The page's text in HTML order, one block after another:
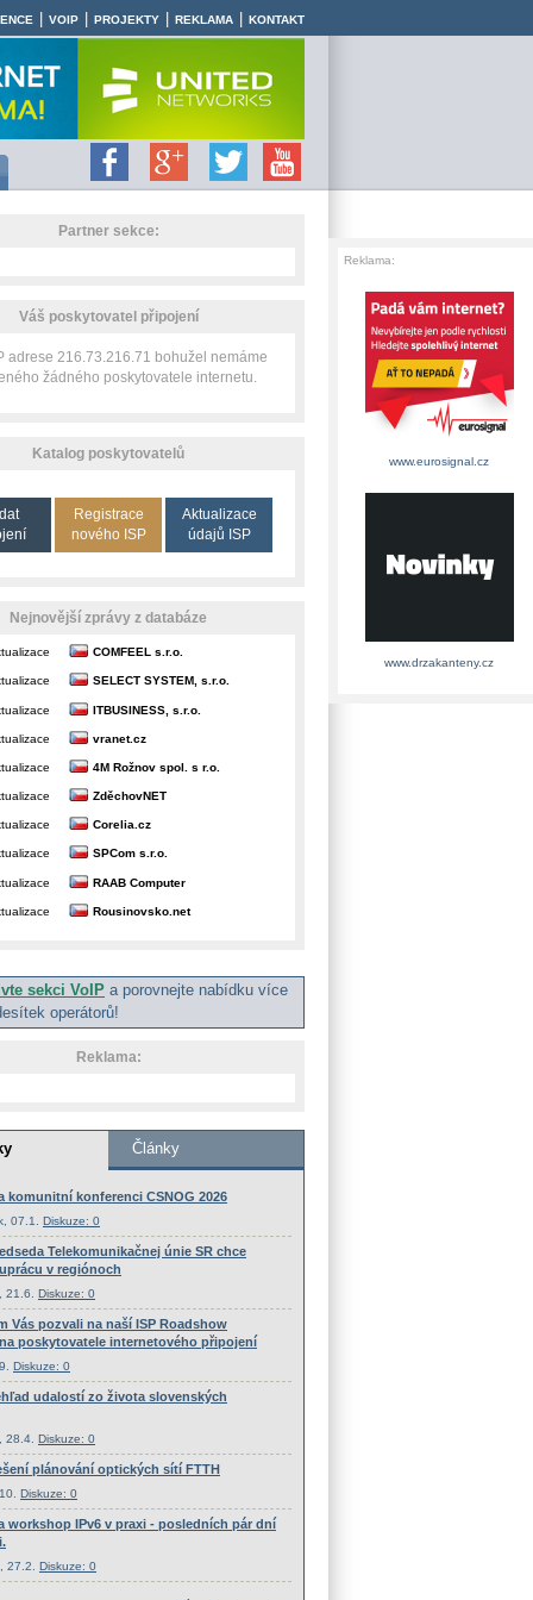
VOIP PROJEKTY REKLAMA KONTAKT
Partner sekce:
Váš poskytovatel připojení
adrese 216.73.216.71 bohužel nemáme
žádného poskytovatele internetu.
Katalog poskytovatelů
Registrace
nového ISP
Aktualizace
údajů ISP
Nejnovější zprávy z databáze
COMFEEL s.r.o.
SELECT SYSTEM, s.r.o.
ITBUSINESS, s.r.o.
vranet.cz
4M Rožnov spol. s r.o.
ZděchovNET
Corelia.cz
SPCom s.r.o.
RAAB Computer
Rousinovsko.net
sekci VoIP a porovnejte nabídku více
operátorů!
Reklama:
Reklama:
www.eurosignal.cz
www.drzakanteny.cz